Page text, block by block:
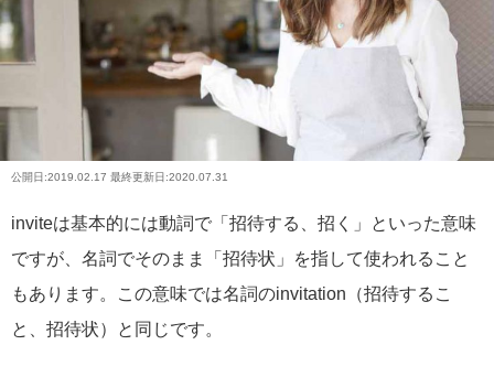
公開日:2019.02.17 最終更新日:2020.07.31
inviteは基本的には動詞で「招待する、招く」といった意味
ですが、名詞でそのまま「招待状」を指して使われること
もあります。この意味では名詞のinvitation（招待するこ
と、招待状）と同じです。